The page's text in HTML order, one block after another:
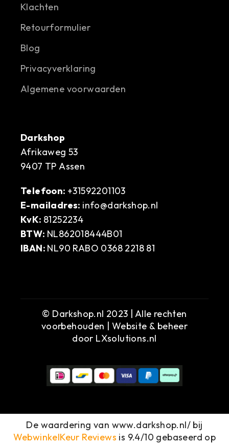
Klachten
Retourformulier
Blog
Privacyverklaring
Algemene voorwaarden
Darkshop
Afrikaweg 53
9407 TP Assen
Telefoon: +31592201103
E-mailadres: info@darkshop.nl
KvK: 81252234
BTW: NL862018444B01
IBAN: NL90 RABO 0368 2218 81
© Darkshop.nl 2023 | Alle rechten
voorbehouden | Website & beheer
door LXsolutions.nl
De waardering van www.darkshop.nl/ bij
WebwinkelKeur Reviews is 9.4/10 gebaseerd op